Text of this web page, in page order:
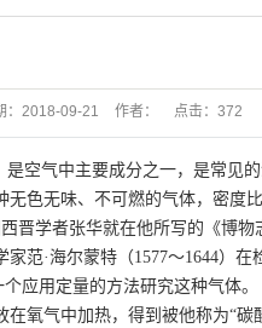
2018-09-21 作者： 点击： 372
是空气中主要成分之一，是常见
无色无味、不可燃的气体，密度
晋学者张华就在他所写的《博
家范·海尔蒙特（1577～1644）
个应用定量的方法研究这种气体。
在氧气中加热，得到被他称为“碳